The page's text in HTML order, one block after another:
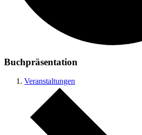
Buchpräsentation
Veranstaltungen